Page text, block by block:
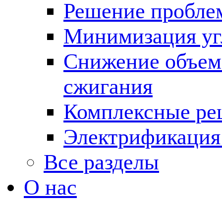
Решение
Минимизация
Снижение
сжигания
Комплексные
Все разделы
О нас